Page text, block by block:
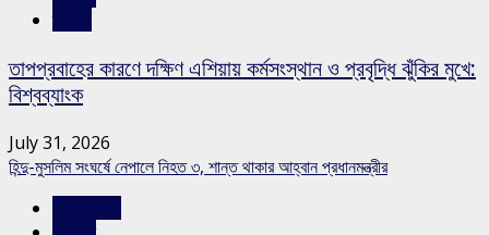
তাপপ্রবাহের কারণে দক্ষিণ এশিয়ায় কর্মসংস্থান ও প্রবৃদ্ধি ঝুঁকির মুখে:
বিশ্বব্যাংক
July 31, 2026
হিন্দু-মুসলিম সংঘর্ষে নেপালে নিহত ৩, শান্ত থাকার আহ্বান প্রধানমন্ত্রীর